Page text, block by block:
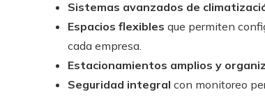
Sistemas avanzados de
Espacios flexibles que permiten
cada empresa.
Estacionamientos amplios y
Seguridad integral con monitoreo